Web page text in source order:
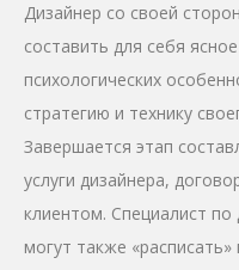
Дизайнер со своей
составить для себя
психологических
стратегию и технику
Завершается этап
услуги дизайнера,
клиентом. Специалист по
могут также «расписать»